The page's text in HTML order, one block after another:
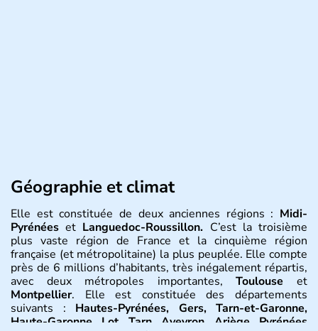
Géographie et climat
Elle est constituée de deux anciennes régions : Midi-
Pyrénées et Languedoc-Roussillon. C’est la troisième
plus vaste région de France et la cinquième région
française (et métropolitaine) la plus peuplée. Elle compte
près de 6 millions d’habitants, très inégalement répartis,
avec deux métropoles importantes,Toulouse et
Montpellier. Elle est constituée des départements
suivants : Hautes-Pyrénées, Gers, Tarn-et-Garonne,
Haute-Garonne, Lot, Tarn, Aveyron, Ariège, Pyrénées